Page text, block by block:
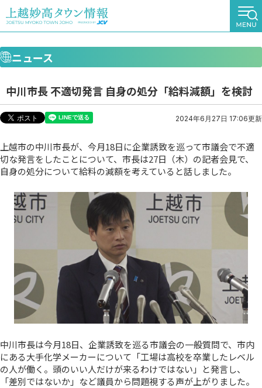
ニュース
中川市長 不適切発言 自身の処分「給料減額」を検討
2024年6月27日 17:06更新
上越市の中川市長が、今月18日に企業誘致を巡って市議会で不適
切な発言をしたことについて、市長は27日（木）の記者会見で、
自身の処分について給料の減額を考えていると話しました。
中川市長は今月18日、企業誘致を巡る市議会の一般質問で、市内
にある大手化学メーカーについて「工場は高校を卒業したレベル
の人が働く。頭のいい人だけが来るわけではない」と発言し、
「差別ではないか」など議員から問題視する声が上がりました。